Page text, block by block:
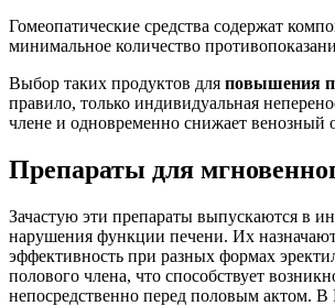
Гомеопатические средства содержат
минимальное количество
Выбор таких продуктов для повышения
правило, только индивидуальная
члене и одновременно снижает
Препараты для
Зачастую эти препараты выпускаются в
нарушения функции печени. Их
эффективность при разных формах
полового члена, что способствует
непосредственно перед половым актом. В